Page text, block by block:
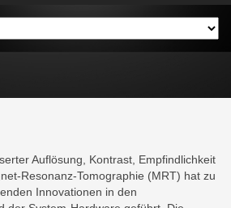
Auflösung, Kontrast, Empfindlichkeit
Resonanz-Tomographie (MRT) hat zu
Innovationen in den